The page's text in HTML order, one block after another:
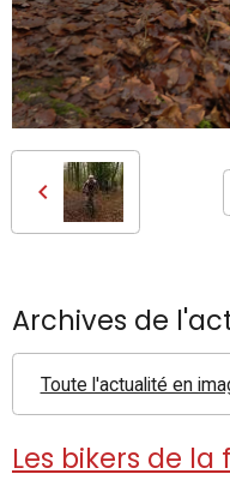
Archives de
Toute l'actualité en
Les bikers de la